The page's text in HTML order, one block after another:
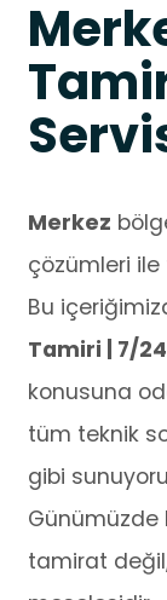
Merkez
çözümleri ile
Bu
Tamiri | 7/
konusuna
tüm teknik
gibi
Günümüzde
tamirat